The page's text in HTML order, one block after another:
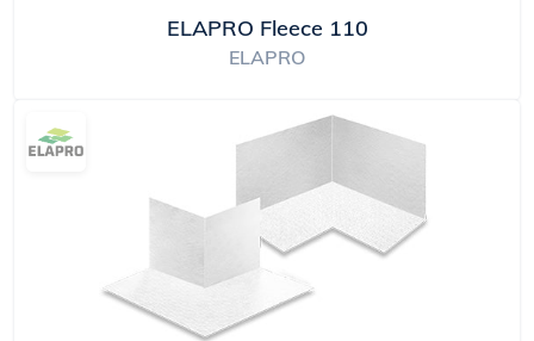
ELAPRO Fleece 110
ELAPRO